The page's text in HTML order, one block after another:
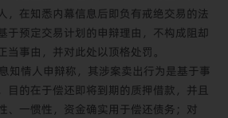
，在知悉内幕信息后即负有戒绝交易的法
于预定交易计划的申辩理由，不构成阻却
当事由，并对此处以顶格处罚。
知情人申辩称，其涉案卖出行为是基于事
目的在于偿还即将到期的质押借款，并且
、一惯性，资金确实用于偿还债务；对